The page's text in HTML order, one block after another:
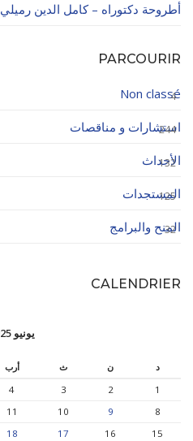
أطروحة دكتوراه – كامل الدين رميلي
PARCOURIR
Non classé
4
استشارات و مناقصات
244
الأحداث
132
المستجدات
125
المنح والبرامج
32
CALENDRIER
يونيو 2025
د ن ث أرب
1
2
3
4
8
9
10
11
15
16
17
18